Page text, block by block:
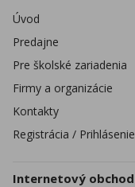
Úvod
Predajne
Pre školské zariadenia
Firmy a organizácie
Kontakty
Registrácia / Prihlásenie
Internetový obchod